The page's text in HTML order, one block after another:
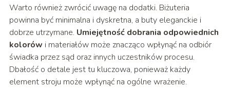
Warto również zwrócić uwagę na dodatki. Biżuteria
powinna być minimalna i dyskretna, a buty eleganckie i
dobrze utrzymane. Umiejętność dobrania odpowiednich
kolorów i materiałów może znacząco wpłynąć na odbiór
świadka przez sąd oraz innych uczestników procesu.
Dbałość o detale jest tu kluczowa, ponieważ każdy
element stroju może wpłynąć na ogólne wrażenie.